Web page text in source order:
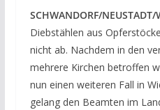
SCHWANDORF/NEUSTADT/
Diebstählen aus
nicht ab. Nachdem in den
mehrere Kirchen betroffen
nun einen weiteren Fall in
gelang den Beamten im